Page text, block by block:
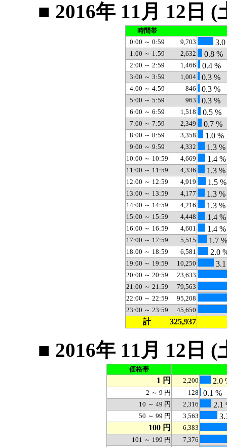
■ 2016年 11月 12日
時間帯
0:00 ～ 0:59
9,703 3.0
1:00 ～ 1:59 2,632 0.8 %
2:00 ～ 2:59 1,466 0.4 %
3:00 ～ 3:59 1,004 0.3 %
4:00 ～ 4:59 846 0.3 %
5:00 ～ 5:59 963 0.3 %
6:00 ～ 6:59 1,518 0.5 %
7:00 ～ 7:59 2,349 0.7 %
8:00 ～ 8:59 3,358 1.0 %
9:00 ～ 9:59 4,332 1.3 %
10:00 ～ 10:59 4,669 1.4 %
11:00 ～ 11:59 4,336 1.3 %
12:00 ～ 12:59 4,919 1.5 %
13:00 ～ 13:59 4,177 1.3 %
14:00 ～ 14:59 4,216 1.3 %
15:00 ～ 15:59 4,448 1.4 %
16:00 ～ 16:59 4,601 1.4 %
17:00 ～ 17:59 5,515 1.7 %
18:00 ～ 18:59 6,581 2.0
19:00 ～ 19:59 10,250
20:00 ～ 20:59
23,633
21:00 ～ 21:59
79,563
22:00 ～ 22:59
95,208
23:00 ～ 23:59
45,650
計 325,937
■ 2016年 11月 12日
価格帯
1 円 2,200 2.0
2 ～ 9 円 128 0.1 %
10 ～ 49 円 2,316 2.1
50 ～ 99 円 3,563
100 円
6,383
101 ～ 199 円
7,376